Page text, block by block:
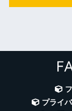
プライ